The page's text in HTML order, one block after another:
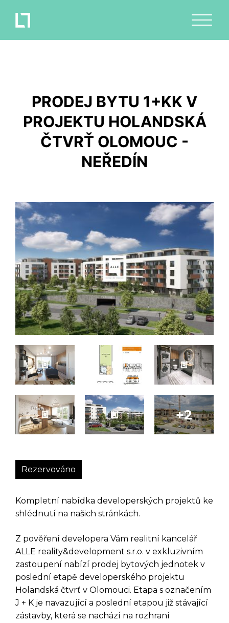
PRODEJ BYTU 1+KK V
PROJEKTU HOLANDSKÁ
ČTVRŤ OLOMOUC -
NEŘEDÍN
Rezervováno
Kompletní nabídka developerských projektů ke
shlédnutí na našich stránkách.
Z pověření developera Vám realitní kancelář
ALLE reality&development s.r.o. v exkluzivním
zastoupení nabízí prodej bytových jednotek v
poslední etapě developerského projektu
Holandská čtvrť v Olomouci. Etapa s označením
J + K je navazující a poslední etapou již stávající
zástavby, která se nachází na rozhraní